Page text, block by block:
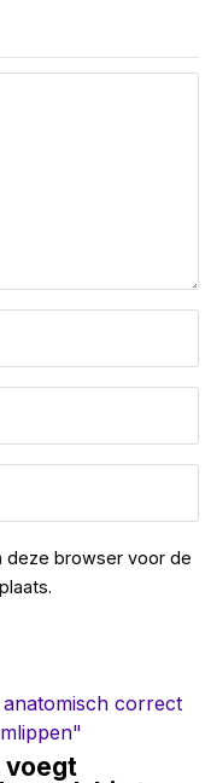
deze browser voor de
voegt